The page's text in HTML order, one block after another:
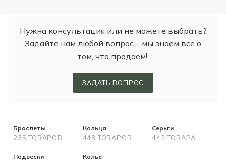
Нужна консультация или не можете выбрать?
Задайте нам любой вопрос – мы знаем все о
том, что продаем!
ЗАДАТЬ ВОПРОС
Браслеты
235 ТОВАРОВ
Кольца
448 ТОВАРОВ
Серьги
442 ТОВАРА
Подвески Колье